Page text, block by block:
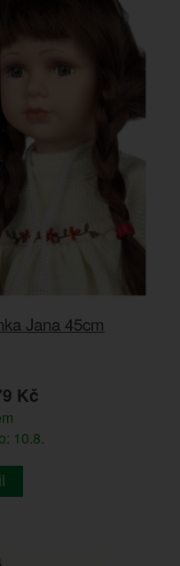
Jana 45cm
Kč
10.8.